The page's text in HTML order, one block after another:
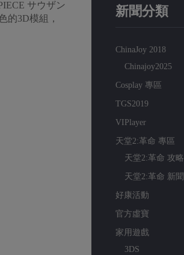
サウザン
的3D模組，
新聞分類
ChinaJoy 2018
Chinajoy2025
Cosplay 專區
TGS2019
VIPlayer
天堂2:革命 專區
天堂2:革命 攻略
天堂2:革命 新聞
好康活動
官方虛寶
家用遊戲
3DS